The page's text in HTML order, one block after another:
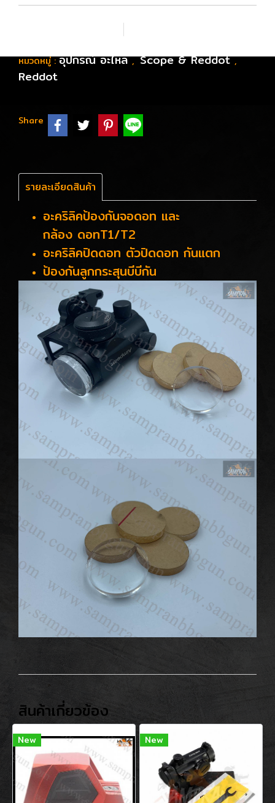
หมวดหมู่ :อุปกรณ์ อะไหล่, Scope & Reddot,
Reddot
Share
รายละเอียดสินค้า
อะคริลิคป้องกันจอดอท และ
กล้อง ดอทT1/T2
อะคริลิคปิดดอท ตัวปิดดอท กันแตก
ป้องกันลูกกระสุนบีบีกัน
สินค้าเกี่ยวข้อง
New New